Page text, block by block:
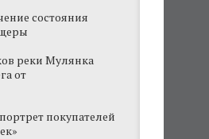
состояния
реки Мулянка
от
покупателей